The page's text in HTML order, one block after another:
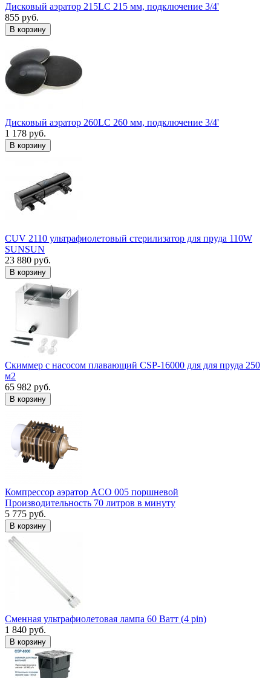
Дисковый аэратор 215LC 215 мм, подключение 3/4'
855 руб.
В корзину
Дисковый аэратор 260LC 260 мм, подключение 3/4'
1 178 руб.
В корзину
CUV 2110 ультрафиолетовый стерилизатор для пруда 110W
SUNSUN
23 880 руб.
В корзину
Скиммер с насосом плавающий CSP-16000 для для пруда 250
м2
65 982 руб.
В корзину
Компрессор аэратор ACO 005 поршневой
Производительность 70 литров в минуту
5 775 руб.
В корзину
Сменная ультрафиолетовая лампа 60 Ватт (4 pin)
1 840 руб.
В корзину